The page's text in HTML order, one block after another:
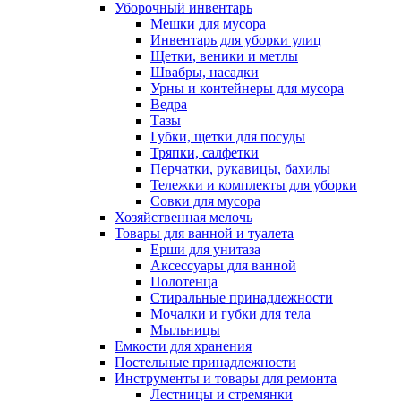
Уборочный инвентарь
Мешки для мусора
Инвентарь для уборки улиц
Щетки, веники и метлы
Швабры, насадки
Урны и контейнеры для мусора
Ведра
Тазы
Губки, щетки для посуды
Тряпки, салфетки
Перчатки, рукавицы, бахилы
Тележки и комплекты для уборки
Совки для мусора
Хозяйственная мелочь
Товары для ванной и туалета
Ерши для унитаза
Аксессуары для ванной
Полотенца
Стиральные принадлежности
Мочалки и губки для тела
Мыльницы
Емкости для хранения
Постельные принадлежности
Инструменты и товары для ремонта
Лестницы и стремянки